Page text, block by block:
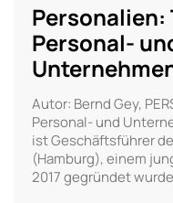
Personal-
Autor: Bernd Gey,
Personal- und
ist Geschäftsführer
(Hamburg), einem
2017 gegründet